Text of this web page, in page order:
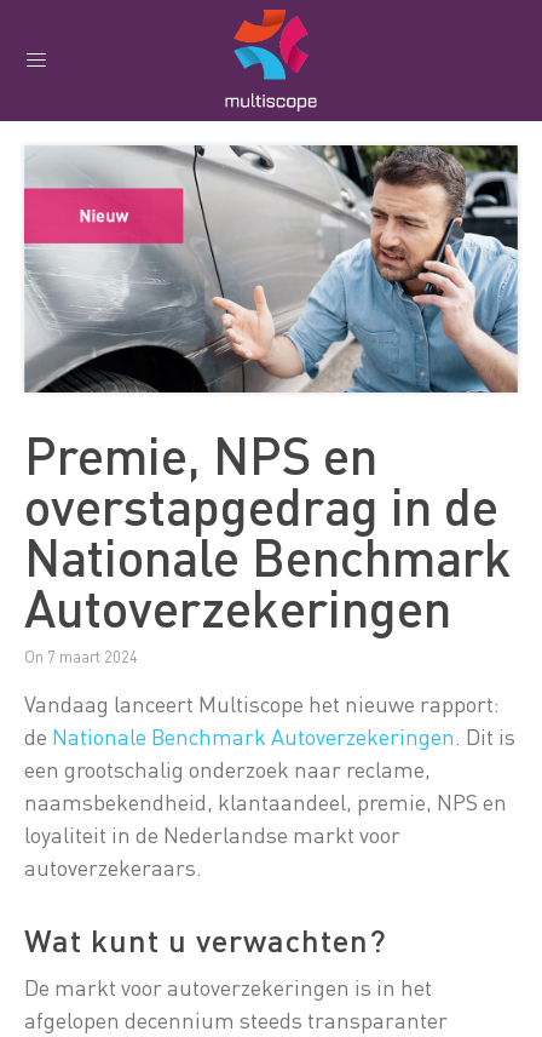
Premie, NPS en
overstapgedrag in de
Nationale Benchmark
Autoverzekeringen
On 7 maart 2024
Vandaag lanceert Multiscope het nieuwe rapport:
de Nationale Benchmark Autoverzekeringen . Dit is
een grootschalig onderzoek naar reclame,
naamsbekendheid, klantaandeel, premie, NPS en
loyaliteit in de Nederlandse markt voor
autoverzekeraars.
Wat kunt u verwachten?
De markt voor autoverzekeringen is in het
afgelopen decennium steeds transparanter